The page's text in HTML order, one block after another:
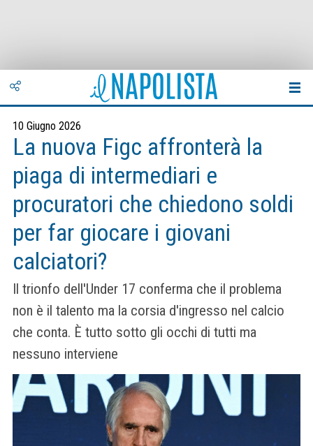
10 Giugno 2026
La nuova Figc affronterà la
piaga di intermediari e
procuratori che chiedono soldi
per far giocare i giovani
calciatori?
Il trionfo dell'Under 17 conferma che il problema
non è il talento ma la corsia d'ingresso nel calcio
che conta. È tutto sotto gli occhi di tutti ma
nessuno interviene